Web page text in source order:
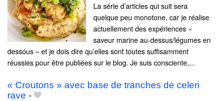
La série d’articles qui suit sera
quelque peu monotone, car je réalise
actuellement des expériences «
saveur marine au-dessus/légumes en
dessous » et je dois dire qu’elles sont toutes suffisamment
réussies pour être publiées sur le blog. Je suis consciente,...
« Croutons » avec base de tranches de celeri
rave -